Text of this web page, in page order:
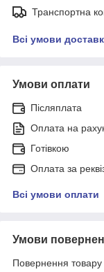
Транспортна
Всі умови
Умови оплати
Післяплата
Оплата на
Готівкою
Оплата за
Всі умови оплати
Умови
Повернення